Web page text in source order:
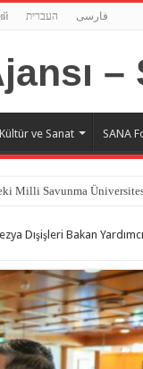
העברית فارسی
Kültür ve Sanat SANA
Milli Savunma
Dışişleri Bakan